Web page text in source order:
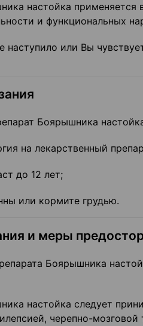
настойка
и функциональных
наступило или Вы
Боярышника
на лекарственный
до 12 лет;
или кормите грудью.
и меры
Боярышника
настойка следует
черепно-